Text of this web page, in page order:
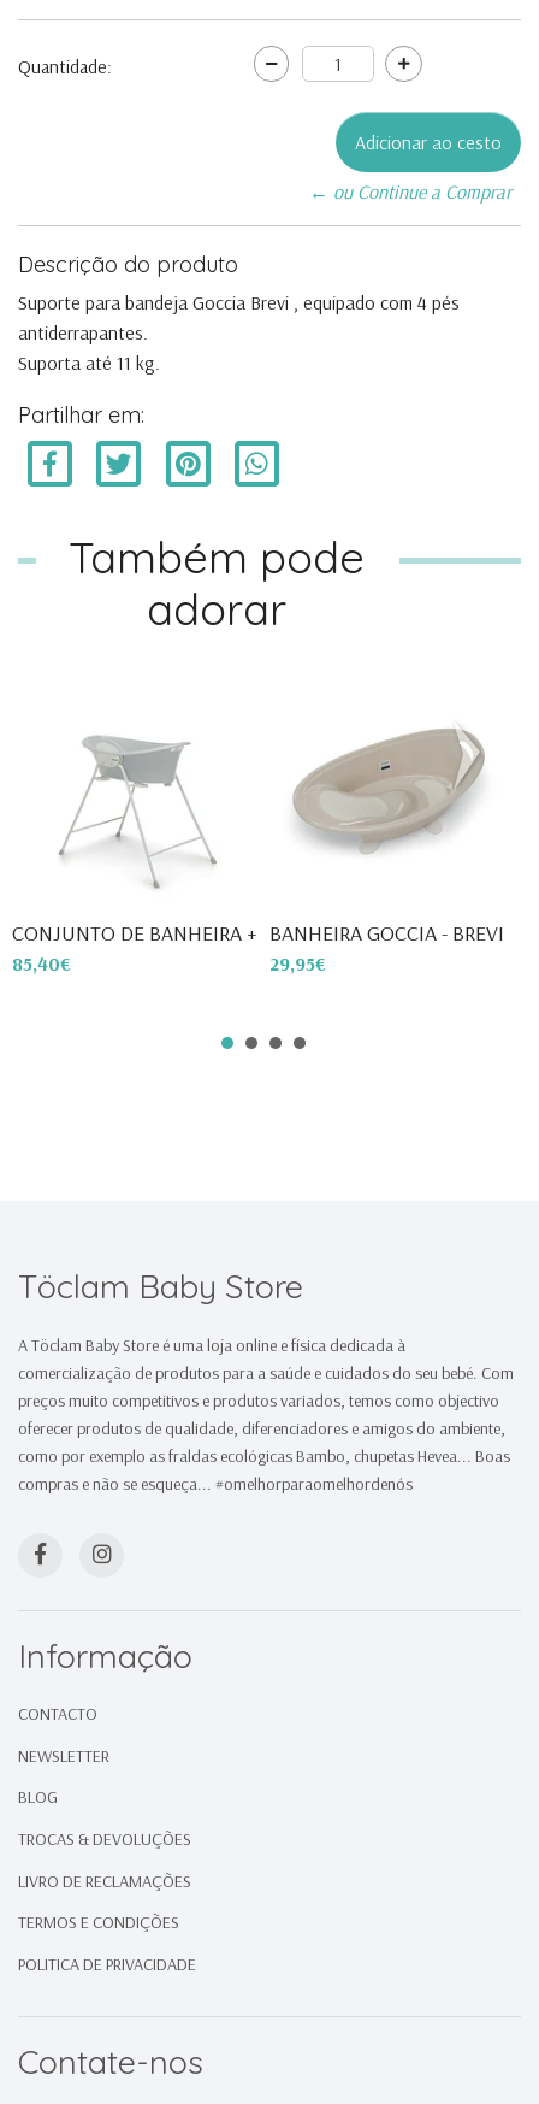
Quantidade:
← ou Continue a Comprar
Descrição do produto
Suporte para bandeja Goccia Brevi , equipado com 4 pés
antiderrapantes.
Suporta até 11 kg.
Partilhar em:
Também pode
adorar
CONJUNTO DE BANHEIRA + SUPO...
85,40€
BANHEIRA GOCCIA - BREVI
29,95€
Töclam Baby Store
A Töclam Baby Store é uma loja online e física dedicada à
comercialização de produtos para a saúde e cuidados do seu bebé. Com
preços muito competitivos e produtos variados, temos como objectivo
oferecer produtos de qualidade, diferenciadores e amigos do ambiente,
como por exemplo as fraldas ecológicas Bambo, chupetas Hevea... Boas
compras e não se esqueça... #omelhorparaomelhordenós
Informação
CONTACTO
NEWSLETTER
BLOG
TROCAS & DEVOLUÇÕES
LIVRO DE RECLAMAÇÕES
TERMOS E CONDIÇÕES
POLITICA DE PRIVACIDADE
Contate-nos